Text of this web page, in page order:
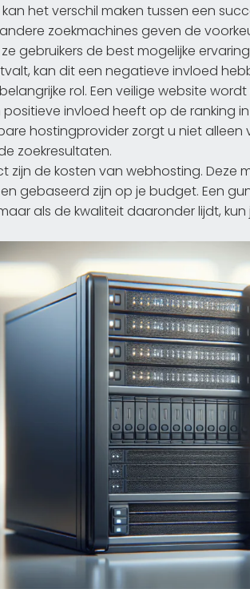
het verschil maken tussen een
zoekmachines geven de
gebruikers de best mogelijke
kan dit een negatieve invloed
rol. Een veilige website
invloed heeft op de ranking
hostingprovider zorgt u niet alleen
zoekresultaten.
zijn de kosten van webhosting.
gebaseerd zijn op je budget. Een
als de kwaliteit daaronder lijdt,